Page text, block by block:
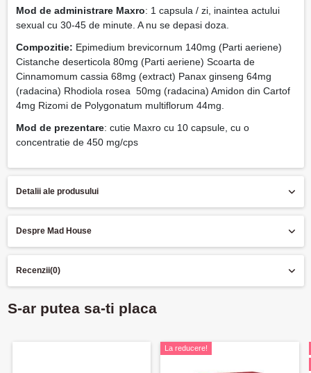
Mod de administrare Maxro: 1 capsula / zi, inaintea actului
sexual cu 30-45 de minute. A nu se depasi doza.
Compozitie: Epimedium brevicornum 140mg (Parti aeriene)
Cistanche deserticola 80mg (Parti aeriene) Scoarta de
Cinnamomum cassia 68mg (extract) Panax ginseng 64mg
(radacina) Rhodiola rosea 50mg (radacina) Amidon din Cartof
4mg Rizomi de Polygonatum multiflorum 44mg.
Mod de prezentare: cutie Maxro cu 10 capsule, cu o
concentratie de 450 mg/cps
Detalii ale produsului
Despre Mad House
Recenzii(0)
S-ar putea sa-ti placa
La reducere!